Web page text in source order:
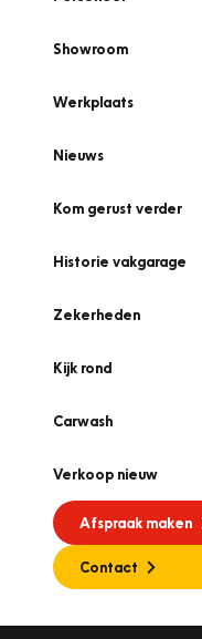
Showroom
Werkplaats
Nieuws
Kom gerust verder
Historie vakgarage
Zekerheden
Kijk rond
Carwash
Verkoop nieuw
Afspraak maken
Contact